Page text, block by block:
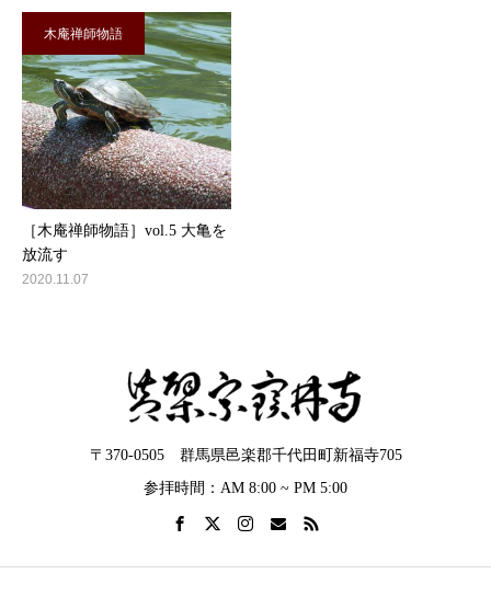
木庵禅師物語
［木庵禅師物語］vol.5 大亀を
放流す
2020.11.07
〒370-0505 群馬県邑楽郡千代田町新福寺705
参拝時間：AM 8:00 ~ PM 5:00